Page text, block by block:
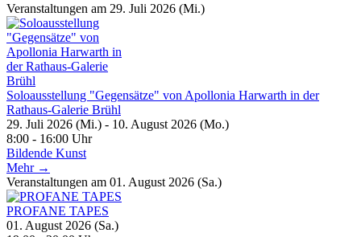
Veranstaltungen am 29. Juli 2026 (Mi.)
Soloausstellung "Gegensätze" von Apollonia Harwarth in der
Rathaus-Galerie Brühl
29. Juli 2026 (Mi.) - 10. August 2026 (Mo.)
8:00 - 16:00 Uhr
Bildende Kunst
Mehr →
Veranstaltungen am 01. August 2026 (Sa.)
PROFANE TAPES
01. August 2026 (Sa.)